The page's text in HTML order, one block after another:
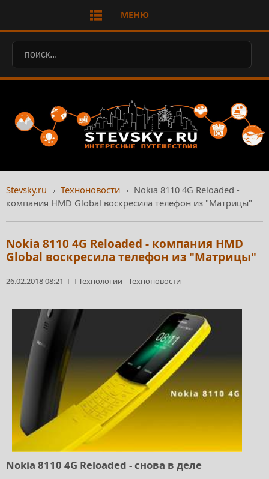
МЕНЮ
Stevsky.ru Техноновости
Nokia 8110 4G Reloaded -
компания HMD Global воскресила телефон из "Матрицы"
Nokia 8110 4G Reloaded - компания HMD
Global воскресила телефон из "Матрицы"
26.02.2018 08:21 Технологии-Техноновости
Nokia 8110 4G Reloaded - снова в деле